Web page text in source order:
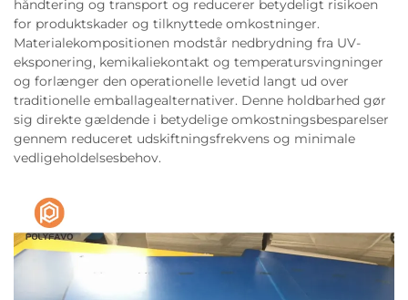
håndtering og transport og reducerer betydeligt risikoen
for produktskader og tilknyttede omkostninger.
Materialekompositionen modstår nedbrydning fra UV-
eksponering, kemikaliekontakt og temperatursvingninger
og forlænger den operationelle levetid langt ud over
traditionelle emballagealternativer. Denne holdbarhed gør
sig direkte gældende i betydelige omkostningsbesparelser
gennem reduceret udskiftningsfrekvens og minimale
vedligeholdelsesbehov.